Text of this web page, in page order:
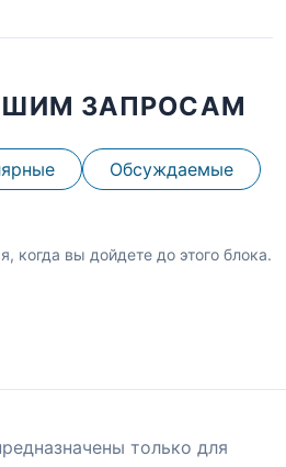
ЗАПРОСАМ
Обсуждаемые
когда вы дойдете до этого блока.
только для